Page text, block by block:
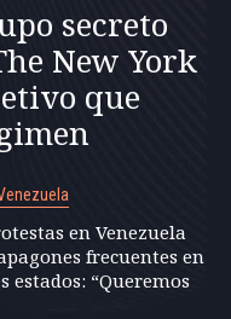
secreto
New York
que
en Venezuela
frecuentes en
estados: “Queremos